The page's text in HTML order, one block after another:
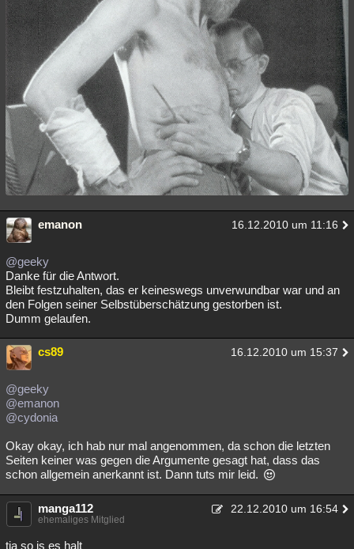
emanon 16.12.2010 um 11:16
@geeky
Danke für die Antwort.
Bleibt festzuhalten, das er keineswegs unverwundbar war und an
den Folgen seiner Selbstüberschätzung gestorben ist.
Dumm gelaufen.
cs89 16.12.2010 um 15:37
@geeky
@emanon
@cydonia
Okay okay, ich hab nur mal angenommen, da schon die letzten
Seiten keiner was gegen die Argumente gesagt hat, dass das
schon allgemein anerkannt ist. Dann tuts mir leid.
manga112 22.12.2010 um 16:54
ehemaliges Mitglied
tja so is es halt